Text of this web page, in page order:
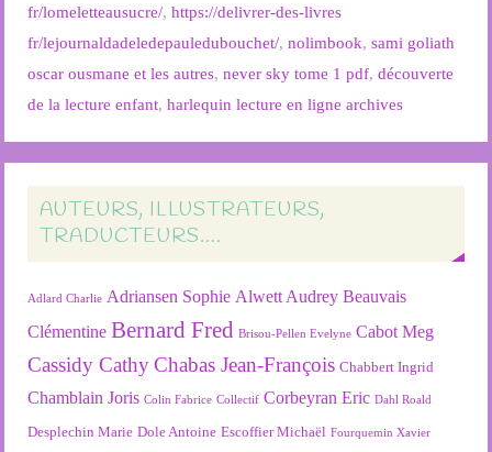
fr/lomeletteausucre/,https://delivrer-des-livres
fr/lejournaldadeledepauledubouchet/,nolimbook,sami goliath
oscar ousmane et les autres,never sky tome 1 pdf,découverte
de la lecture enfant,harlequin lecture en ligne archives
AUTEURS, ILLUSTRATEURS,
TRADUCTEURS….
Adlard Charlie Adriansen Sophie Alwett Audrey Beauvais
Clémentine Bernard Fred Brisou-Pellen Evelyne Cabot Meg
Cassidy Cathy Chabas Jean-François Chabbert Ingrid
Chamblain Joris Colin Fabrice Collectif Corbeyran Eric Dahl Roald
Desplechin Marie Dole Antoine Escoffier Michaël Fourquemin Xavier